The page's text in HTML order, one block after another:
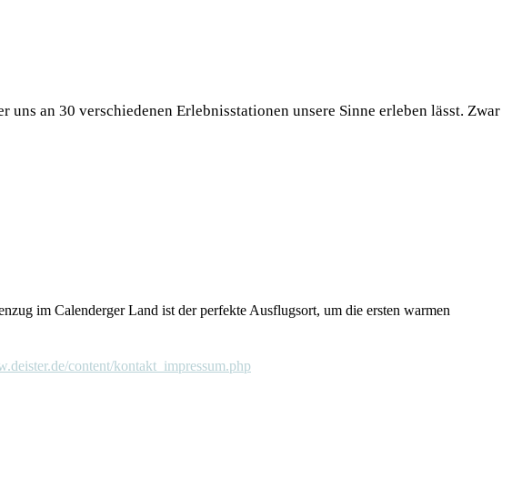
an 30 verschiedenen Erlebnisstationen unsere Sinne erleben lässt. Zwar
im Calenderger Land ist der perfekte Ausflugsort, um die ersten warmen
content/kontakt_impressum.php